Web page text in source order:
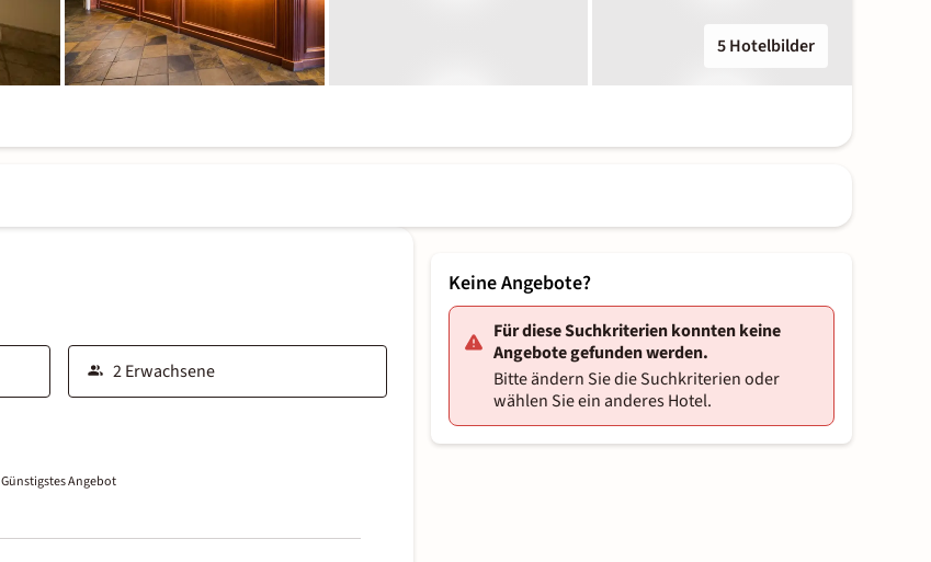
5 Hotelbilder
Günstigstes Angebot
Keine Angebote?
Für diese Suchkriterien konnten keine
Angebote gefunden werden.
Bitte ändern Sie die Suchkriterien oder
wählen Sie ein anderes Hotel.